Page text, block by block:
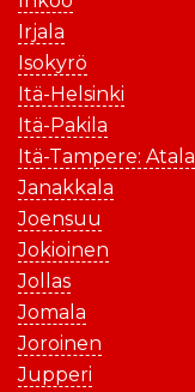
Irjala
Isokyrö
Itä-Helsinki
Itä-Pakila
Itä-Tampere: Atala
Janakkala
Joensuu
Jokioinen
Jollas
Jomala
Joroinen
Jupperi